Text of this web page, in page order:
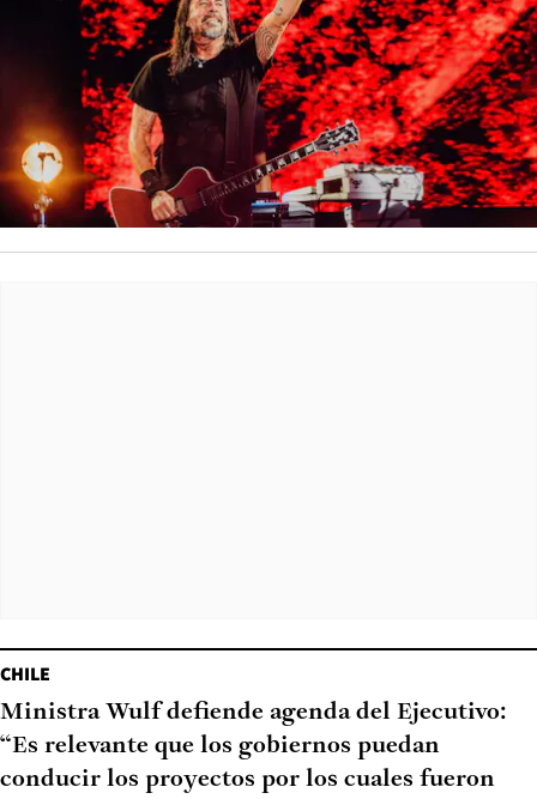
CHILE
Ministra Wulf defiende agenda del Ejecutivo:
“Es relevante que los gobiernos puedan
conducir los proyectos por los cuales fueron